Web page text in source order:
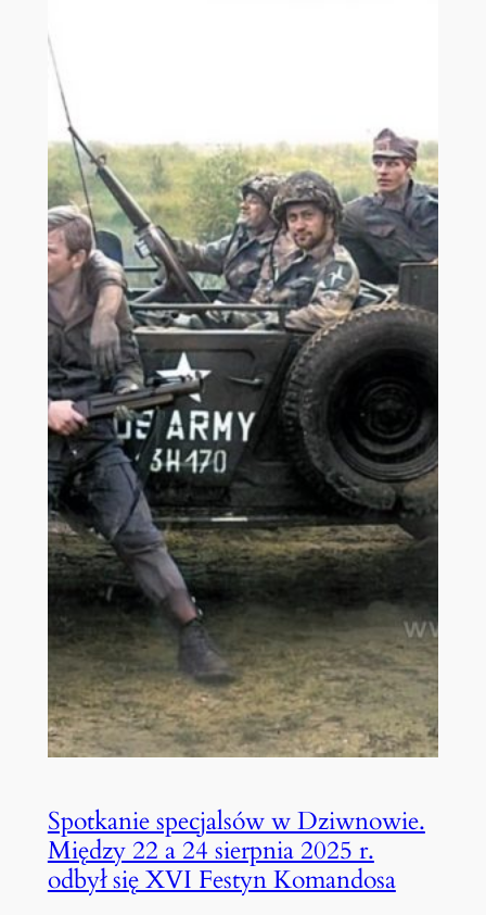
Spotkanie specjalsów w Dziwnowie.
Między 22 a 24 sierpnia 2025 r.
odbył się XVI Festyn Komandosa